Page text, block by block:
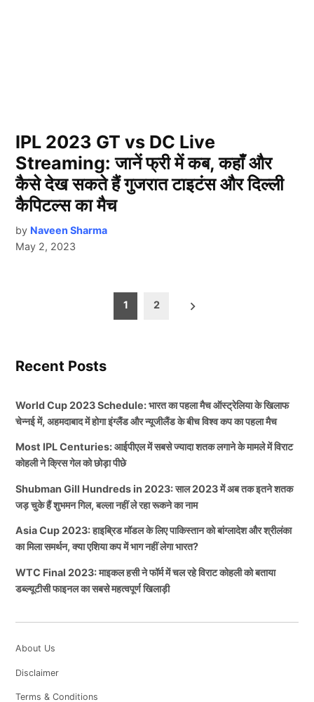
IPL 2023 GT vs DC Live
Streaming: जानें फ्री में कब, कहाँ और
कैसे देख सकते हैं गुजरात टाइटंस और दिल्ली
कैपिटल्स का मैच
by Naveen Sharma
May 2, 2023
1 2
Recent Posts
World Cup 2023 Schedule: भारत का पहला मैच ऑस्ट्रेलिया के खिलाफ
चेन्नई में, अहमदाबाद में होगा इंग्लैंड और न्यूजीलैंड के बीच विश्व कप का पहला मैच
Most IPL Centuries: आईपीएल में सबसे ज्यादा शतक लगाने के मामले में विराट
कोहली ने क्रिस गेल को छोड़ा पीछे
Shubman Gill Hundreds in 2023: साल 2023 में अब तक इतने शतक
जड़ चुके हैं शुभमन गिल, बल्ला नहीं ले रहा रूकने का नाम
Asia Cup 2023: हाइब्रिड मॉडल के लिए पाकिस्तान को बांग्लादेश और श्रीलंका
का मिला समर्थन, क्या एशिया कप में भाग नहीं लेगा भारत?
WTC Final 2023: माइकल हसी ने फॉर्म में चल रहे विराट कोहली को बताया
डब्ल्यूटीसी फाइनल का सबसे महत्वपूर्ण खिलाड़ी
About Us
Disclaimer
Terms & Conditions